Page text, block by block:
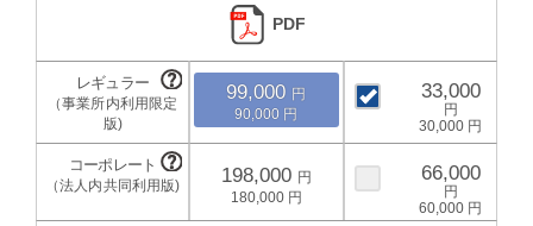
PDF
99,000
90,000
33,000
30,000
198,000
180,000
66,000
60,000